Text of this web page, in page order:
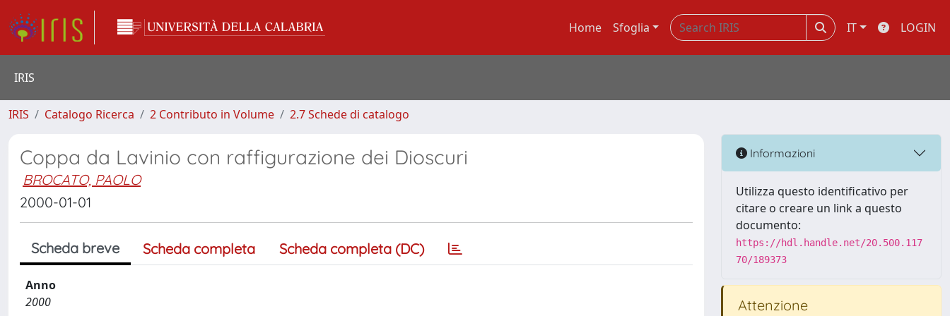
Home Sfoglia IT LOGIN
IRIS
IRIS Catalogo Ricerca 2 Contributo in Volume 2.7 Schede di catalogo
Coppa da Lavinio con raffigurazione dei Dioscuri
BROCATO, PAOLO
2000-01-01
Scheda breve Scheda completa Scheda completa (DC)
Anno
2000
Informazioni
Utilizza questo identificativo per
citare o creare un link a questo
documento:
https://hdl.handle.net/20.500.117
70/189373
Attenzione